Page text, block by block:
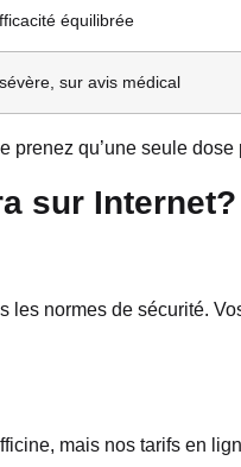
équilibrée
sur avis médical
prenez qu’une seule
sur Internet?
les normes de sécurité.
mais nos tarifs en